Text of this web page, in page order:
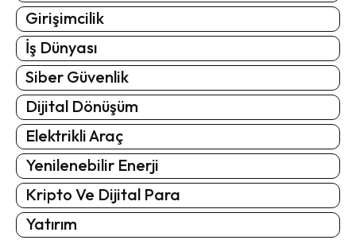
Girişimcilik
İş Dünyası
Siber Güvenlik
Dijital Dönüşüm
Elektrikli Araç
Yenilenebilir Enerji
Kripto Ve Dijital Para
Yatırım